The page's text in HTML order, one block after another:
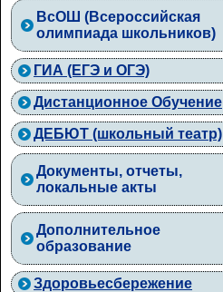
ВcОШ (Всероссийская
олимпиада школьников)
ГИА (ЕГЭ и ОГЭ)
Дистанционное Обучение
ДЕБЮТ (школьный театр)
Документы, отчеты,
локальные акты
Дополнительное
образование
Здоровьесбережение